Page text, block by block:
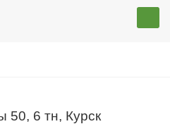
50, 6 тн, Курск